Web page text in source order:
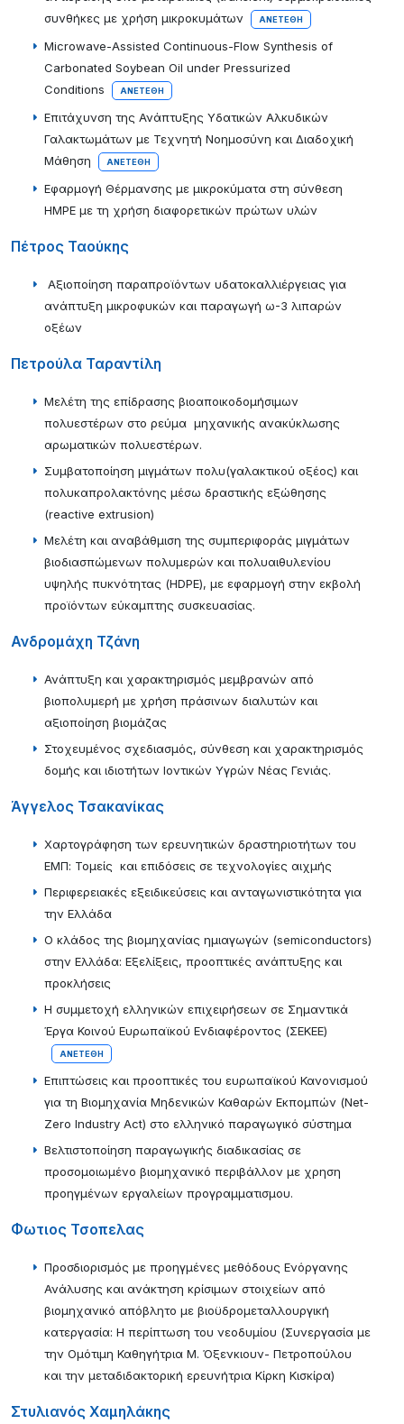
συνθήκες με χρήση μικροκυμάτων
ΑΝΕΤΈΘΗ
Microwave-Assisted Continuous-Flow Synthesis of
Carbonated Soybean Oil under Pressurized
Conditions
ΑΝΕΤΈΘΗ
Επιτάχυνση της Ανάπτυξης Υδατικών Αλκυδικών
Γαλακτωμάτων με Τεχνητή Νοημοσύνη και Διαδοχική
Μάθηση
ΑΝΕΤΈΘΗ
Εφαρμογή Θέρμανσης με μικροκύματα στη σύνθεση
HMPE με τη χρήση διαφορετικών πρώτων υλών
Πέτρος Ταούκης
Αξιοποίηση παραπροϊόντων υδατοκαλλιέργειας για
ανάπτυξη μικροφυκών και παραγωγή ω-3 λιπαρών
οξέων
Πετρούλα Ταραντίλη
Μελέτη της επίδρασης βιοαποικοδομήσιμων
πολυεστέρων στο ρεύμα μηχανικής ανακύκλωσης
αρωματικών πολυεστέρων.
Συμβατοποίηση μιγμάτων πολυ(γαλακτικού οξέος) και
πολυκαπρολακτόνης μέσω δραστικής εξώθησης
(reactive extrusion)
Μελέτη και αναβάθμιση της συμπεριφοράς μιγμάτων
βιοδιασπώμενων πολυμερών και πολυαιθυλενίου
υψηλής πυκνότητας (HDPE), με εφαρμογή στην εκβολή
προϊόντων εύκαμπτης συσκευασίας.
Ανδρομάχη Τζάνη
Ανάπτυξη και χαρακτηρισμός μεμβρανών από
βιοπολυμερή με χρήση πράσινων διαλυτών και
αξιοποίηση βιομάζας
Στοχευμένος σχεδιασμός, σύνθεση και χαρακτηρισμός
δομής και ιδιοτήτων Ιοντικών Υγρών Νέας Γενιάς.
Άγγελος Τσακανίκας
Χαρτογράφηση των ερευνητικών δραστηριοτήτων του
ΕΜΠ: Τομείς και επιδόσεις σε τεχνολογίες αιχμής
Περιφερειακές εξειδικεύσεις και ανταγωνιστικότητα για
την Ελλάδα
Ο κλάδος της βιομηχανίας ημιαγωγών (semiconductors)
στην Ελλάδα: Εξελίξεις, προοπτικές ανάπτυξης και
προκλήσεις
Η συμμετοχή ελληνικών επιχειρήσεων σε Σημαντικά
Έργα Κοινού Ευρωπαϊκού Ενδιαφέροντος (ΣΕΚΕΕ)
ΑΝΕΤΈΘΗ
Επιπτώσεις και προοπτικές του ευρωπαϊκού Κανονισμού
για τη Βιομηχανία Μηδενικών Καθαρών Εκπομπών (Net-
Zero Industry Act) στο ελληνικό παραγωγικό σύστημα
Βελτιστοποίηση παραγωγικής διαδικασίας σε
προσομοιωμένο βιομηχανικό περιβάλλον με χρηση
προηγμένων εργαλείων προγραμματισμου.
Φωτιος Τσοπελας
Προσδιορισμός με προηγμένες μεθόδους Ενόργανης
Ανάλυσης και ανάκτηση κρίσιμων στοιχείων από
βιομηχανικό απόβλητο με βιοϋδρομεταλλουργική
κατεργασία: Η περίπτωση του νεοδυμίου (Συνεργασία με
την Ομότιμη Καθηγήτρια Μ. Όξενκιουν- Πετροπούλου
και την μεταδιδακτορική ερευνήτρια Κίρκη Κισκίρα)
Στυλιανός Χαμηλάκης